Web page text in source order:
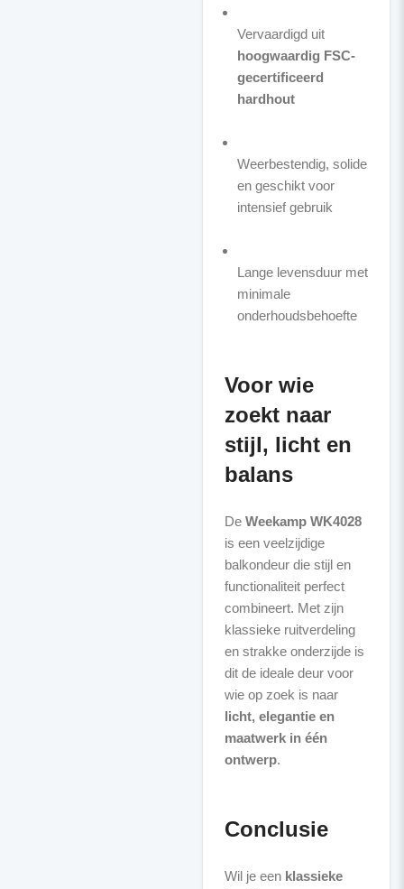
Vervaardigd uit
hoogwaardig FSC-
gecertificeerd
hardhout
Weerbestendig, solide
en geschikt voor
intensief gebruik
Lange levensduur met
minimale
onderhoudsbehoefte
Voor wie
zoekt naar
stijl, licht en
balans
De Weekamp WK4028
is een veelzijdige
balkondeur die stijl en
functionaliteit perfect
combineert. Met zijn
klassieke ruitverdeling
en strakke onderzijde is
dit de ideale deur voor
wie op zoek is naar
licht, elegantie en
maatwerk in één
ontwerp.
Conclusie
Wil je een klassieke